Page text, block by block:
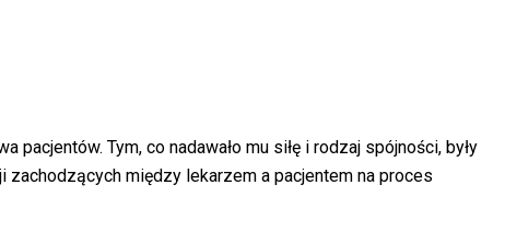
Tym, co nadawało mu siłę i rodzaj spójności, były
zachodzących między lekarzem a pacjentem na proces